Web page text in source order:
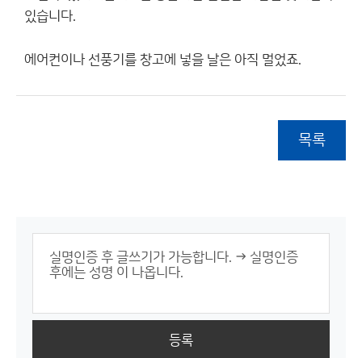
있습니다.
에어컨이나 선풍기를 창고에 넣을 날은 아직 멀었죠.
목록
등록